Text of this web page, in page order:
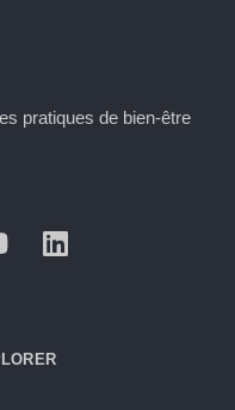
pratiques de bien-être